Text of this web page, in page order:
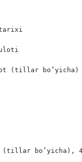
tarixi
(tillar bo’yicha)
bo’yicha),